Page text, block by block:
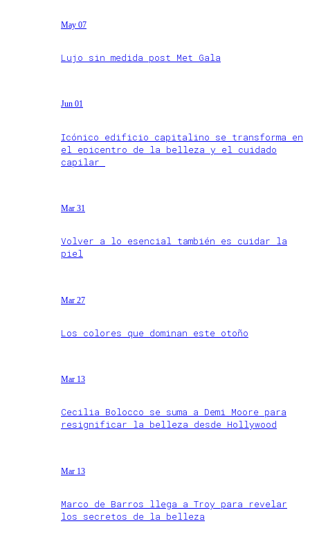
May 07
Lujo sin medida post Met Gala
Jun 01
Icónico edificio capitalino se transforma en
el epicentro de la belleza y el cuidado
capilar
Mar 31
Volver a lo esencial también es cuidar la
piel
Mar 27
Los colores que dominan este otoño
Mar 13
Cecilia Bolocco se suma a Demi Moore para
resignificar la belleza desde Hollywood
Mar 13
Marco de Barros llega a Troy para revelar
los secretos de la belleza